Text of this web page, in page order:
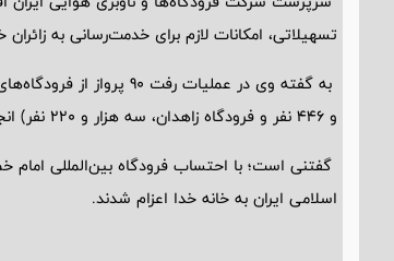
تسهیلاتی، امکانات لازم برای خدمت‌رسانی به
و 446 نفر و فرودگاه زاهدان، سه هزار و 220 نفر) انجام شد.
اسلامی ایران به خانه خدا اعزام شدند.